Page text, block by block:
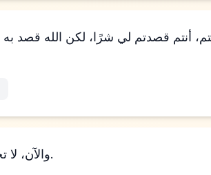
"والآن، لا تخافوا، أنا أعولكم وصغاركم." فواسهم وتكلم إليهم بلطف.